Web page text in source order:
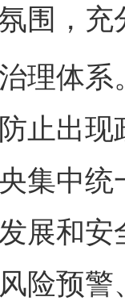
围，
体系
止出
集中
展和
险预